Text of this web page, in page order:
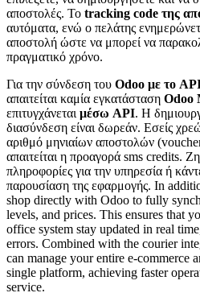
αποστολές. Το tracking code της
αυτόματα, ενώ ο πελάτης
αποστολή ώστε να μπορεί να
πραγματικό χρόνο.
Για την σύνδεση του Odoo με το
απαιτείται καμία εγκατάσταση Odoo
επιτυγχάνεται μέσω API. Η
διασύνδεση είναι δωρεάν. Εσείς
αριθμό μηνιαίων αποστολών
απαιτείται η προαγορά sms credits.
πληροφορίες για την υπηρεσία ή
παρουσίαση της εφαρμογής. In
shop directly with Odoo to fully
levels, and prices. This ensures that
office system stay updated in real
errors. Combined with the courier
can manage your entire e-commerce
single platform, achieving faster
service.